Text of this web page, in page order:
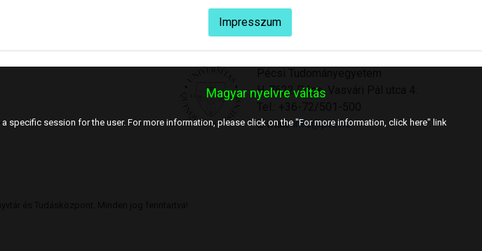
Impresszum
H-7622 Pécs, Vasvári Pál utca 4.
E-mail:info@pte.hu
Magyar nyelvre váltás
session for the user. For more information, please click on the "For more information, click here" link